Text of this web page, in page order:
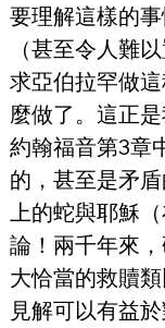
要理解這樣的
（甚至令人難
求亞伯拉罕做
麼做了。這正
約翰福音第3章
的，甚至是矛
上的蛇與耶穌
論！兩千年來
大恰當的救贖
見解可以有益